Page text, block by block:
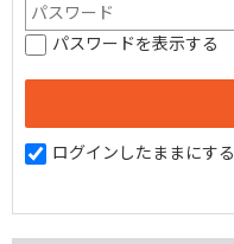
パスワードを表示する
ログインしたままにする